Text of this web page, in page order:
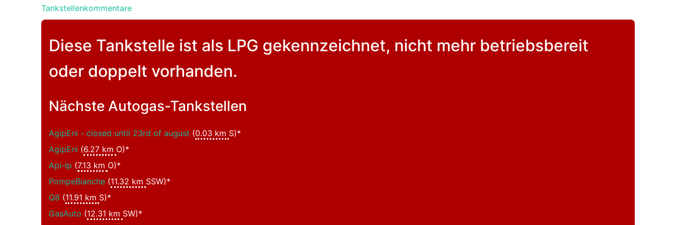
Tankstellenkommentare
Diese Tankstelle ist als LPG gekennzeichnet, nicht mehr betriebsbereit
oder doppelt vorhanden.
Nächste Autogas-Tankstellen
AgipEni - closed until 23rd of august (0.03 km S)*
AgipEni (6.27 km O)*
Api-Ip (7.13 km O)*
PompeBianche (11.32 km SSW)*
Q8 (11.91 km S)*
GasAuto (12.31 km SW)*